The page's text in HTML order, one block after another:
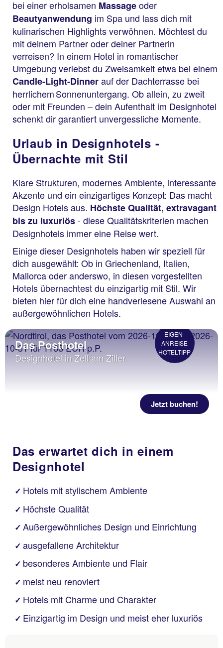
bei einer erholsamen Massageoder
Beautyanwendung im Spa und lass dich mit
kulinarischen Highlights verwöhnen. Möchtest du
mit deinem Partner oder deiner Partnerin
verreisen? In einem Hotel in romantischer
Umgebung verlebst du Zweisamkeit etwa bei einem
Candle-Light-Dinnerauf der Dachterrasse bei
herrlichem Sonnenuntergang. Ob allein, zu zweit
oder mit Freunden – dein Aufenthalt im Designhotel
schenkt dir garantiert unvergessliche Momente.
Urlaub in Designhotels -
Übernachte mit Stil
Klare Strukturen, modernes Ambiente, interessante
Akzente und ein einzigartiges Konzept: Das macht
Design Hotels aus. Höchste Qualität, extravagant
bis zu luxuriös- diese Qualitätskriterien machen
Designhotels immer eine Reise wert.
Einige dieser Designhotels haben wir speziell für
dich ausgewählt: Ob in Griechenland, Italien,
Mallorca oder anderswo, in diesen vorgestellten
Hotels übernachtest du einzigartig mit Stil. Wir
bieten hier für dich eine handverlesene Auswahl an
außergewöhnlichen Hotels.
Das Posthotel
Designhotel in Zell am Ziller
EIGEN-
ANREISE
HOTELTIPP
Jetzt buchen!
Das erwartet dich in einem
Designhotel
✓ Hotels mit stylischem Ambiente
✓ Höchste Qualität
✓ Außergewöhnliches Design und Einrichtung
✓ ausgefallene Architektur
✓ besonderes Ambiente und Flair
✓ meist neu renoviert
✓ Hotels mit Charme und Charakter
✓ Einzigartig im Design und meist eher luxuriös